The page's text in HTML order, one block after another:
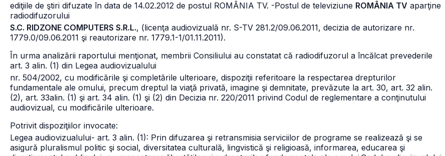
ediţiile de ştiri difuzate în data de 14.02.2012 de postul ROMÂNIA TV. -Postul de televiziune ROMÂNIA TV aparţine
radiodifuzorului
S.C. RIDZONE COMPUTERS S.R.L., (licenţa audiovizuală nr. S-TV 281.2/09.06.2011, decizia de autorizare nr.
1779.0/09.06.2011 şi reautorizare nr. 1779.1-1/01.11.2011).
În urma analizării raportului menţionat, membrii Consiliului au constatat că radiodifuzorul a încălcat prevederile
art. 3 alin. (1) din Legea audiovizualului
nr. 504/2002, cu modificările şi completările ulterioare, dispoziţii referitoare la respectarea drepturilor
fundamentale ale omului, precum dreptul la viaţă privată, imagine şi demnitate, prevăzute la art. 30, art. 32 alin.
(2), art. 33alin. (1) şi art. 34 alin. (1) şi (2) din Decizia nr. 220/2011 privind Codul de reglementare a conţinutului
audiovizual, cu modificările ulterioare.
Potrivit dispoziţiilor invocate:
Legea audiovizualului- art. 3 alin. (1): Prin difuzarea şi retransmisia serviciilor de programe se realizează şi se
asigură pluralismul politic şi social, diversitatea culturală, lingvistică şi religioasă, informarea, educarea şi